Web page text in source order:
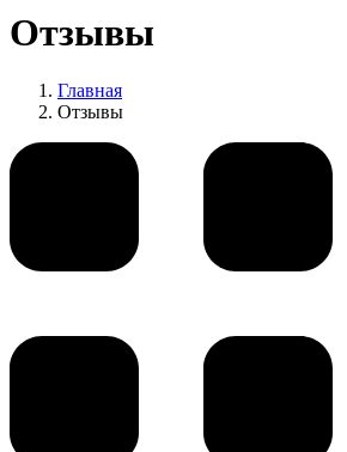
Отзывы
Главная
Отзывы